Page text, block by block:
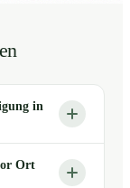
in
Ort